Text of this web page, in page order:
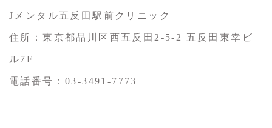
Jメンタル五反田駅前クリニック
住所：東京都品川区西五反田2-5-2 五反田東幸ビ
ル7F
電話番号：03-3491-7773